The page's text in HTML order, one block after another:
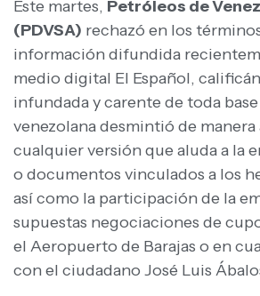
Este martes, Petróleos de
(PDVSA) rechazó en los
información difundida
medio digital El Español,
infundada y carente de toda
venezolana desmintió de
cualquier versión que aluda a la
o documentos vinculados a los
así como la participación de la
supuestas negociaciones de
el Aeropuerto de Barajas o en
con el ciudadano José Luis